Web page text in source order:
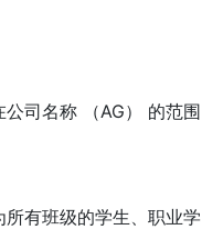
司名称 （AG） 的范围
有班级的学生、职业学